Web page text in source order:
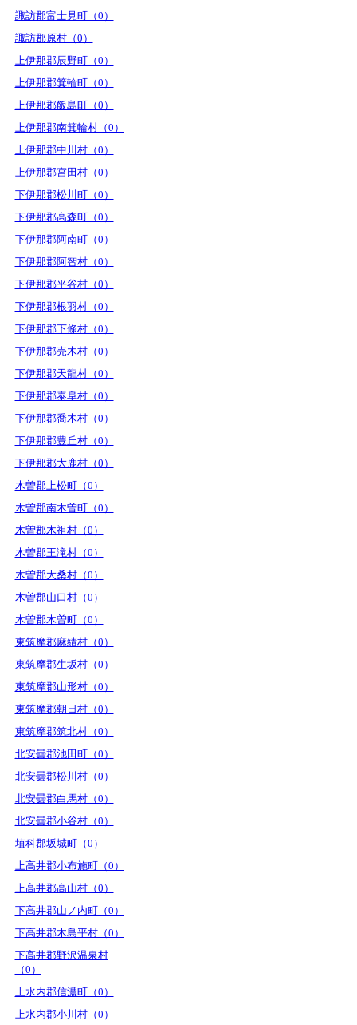
諏訪郡富士見町（0）
諏訪郡原村（0）
上伊那郡辰野町（0）
上伊那郡箕輪町（0）
上伊那郡飯島町（0）
上伊那郡南箕輪村（0）
上伊那郡中川村（0）
上伊那郡宮田村（0）
下伊那郡松川町（0）
下伊那郡高森町（0）
下伊那郡阿南町（0）
下伊那郡阿智村（0）
下伊那郡平谷村（0）
下伊那郡根羽村（0）
下伊那郡下條村（0）
下伊那郡売木村（0）
下伊那郡天龍村（0）
下伊那郡泰阜村（0）
下伊那郡喬木村（0）
下伊那郡豊丘村（0）
下伊那郡大鹿村（0）
木曽郡上松町（0）
木曽郡南木曽町（0）
木曽郡木祖村（0）
木曽郡王滝村（0）
木曽郡大桑村（0）
木曽郡山口村（0）
木曽郡木曽町（0）
東筑摩郡麻績村（0）
東筑摩郡生坂村（0）
東筑摩郡山形村（0）
東筑摩郡朝日村（0）
東筑摩郡筑北村（0）
北安曇郡池田町（0）
北安曇郡松川村（0）
北安曇郡白馬村（0）
北安曇郡小谷村（0）
埴科郡坂城町（0）
上高井郡小布施町（0）
上高井郡高山村（0）
下高井郡山ノ内町（0）
下高井郡木島平村（0）
下高井郡野沢温泉村
（0）
上水内郡信濃町（0）
上水内郡小川村（0）